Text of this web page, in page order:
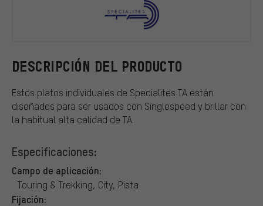
DESCRIPCIÓN DEL PRODUCTO
Estos platos individuales de Specialites TA están
diseñados para ser usados con Singlespeed y brillar con
la habitual alta calidad de TA.
Especificaciones:
Campo de aplicación:
Touring & Trekking, City, Pista
Fijación: